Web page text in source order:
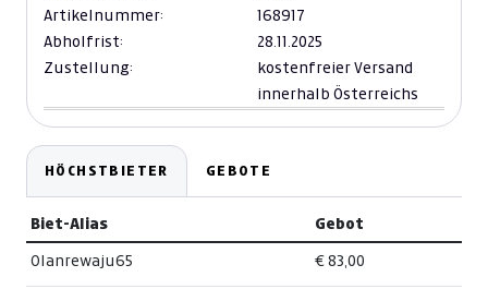
Artikelnummer:
168917
Abholfrist:
28.11.2025
Zustellung:
kostenfreier Versand
innerhalb Österreichs
HÖCHSTBIETER GEBOTE
Biet-Alias Gebot
Olanrewaju65 € 83,00